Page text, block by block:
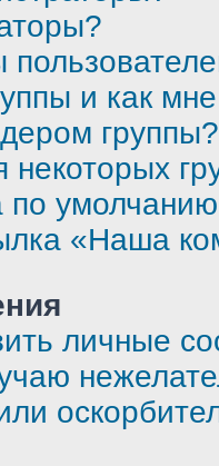
и как
группы?
некоторых
по
«Наша
личные